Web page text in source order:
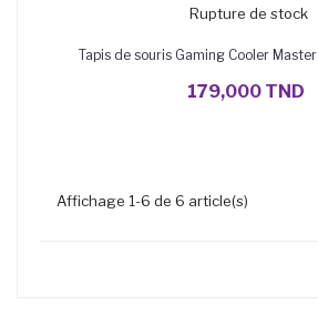
Rupture de stock
Tapis de souris Gaming Cooler
179,000 TND
Affichage 1-6 de 6 article(s)